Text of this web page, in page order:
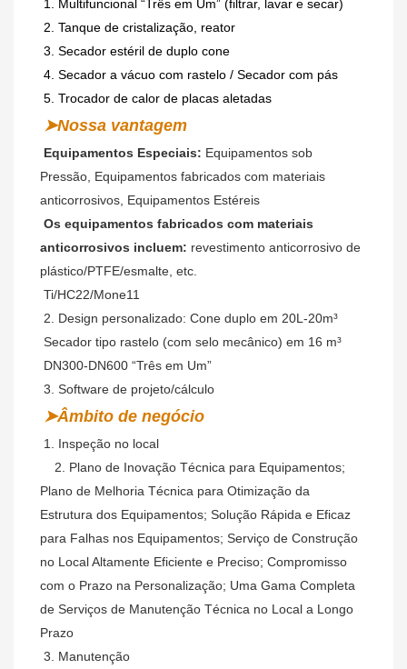
1. Multifuncional “Três em Um” (filtrar, lavar e secar)
2. Tanque de cristalização, reator
3. Secador estéril de duplo cone
4. Secador a vácuo com rastelo / Secador com pás
5. Trocador de calor de placas aletadas
➤Nossa vantagem
Equipamentos Especiais: Equipamentos sob
Pressão, Equipamentos fabricados com materiais
anticorrosivos, Equipamentos Estéreis
Os equipamentos fabricados com materiais
anticorrosivos incluem: revestimento anticorrosivo de
plástico/PTFE/esmalte, etc.
Ti/HC22/Mone11
2. Design personalizado: Cone duplo em 20L-20m³
Secador tipo rastelo (com selo mecânico) em 16 m³
DN300-DN600 “Três em Um”
3. Software de projeto/cálculo
➤Âmbito de negócio
1. Inspeção no local
   2.
Plano de Inovação Técnica para Equipamentos;
Plano de Melhoria Técnica para Otimização da
Estrutura dos Equipamentos; Solução Rápida e Eficaz
para Falhas nos Equipamentos; Serviço de Construção
no Local Altamente Eficiente e Preciso; Compromisso
com o Prazo na Personalização; Uma Gama Completa
de Serviços de Manutenção Técnica no Local a Longo
Prazo
3. Manutenção